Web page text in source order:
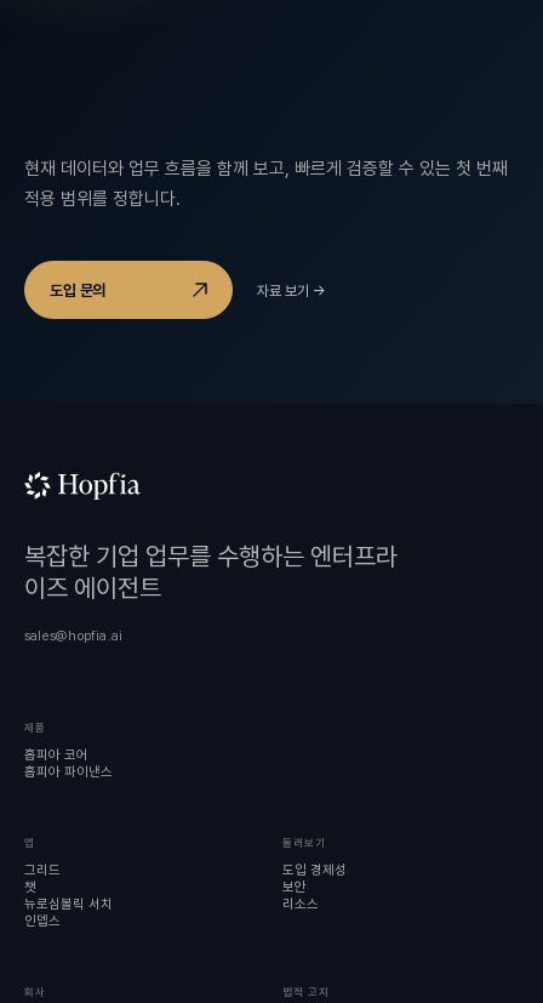
현재 데이터와 업무 흐름을 함께 보고, 빠르게 검증할 수 있는 첫 번째
적용 범위를 정합니다.
도입 문의 자료 보기 →
복잡한 기업 업무를 수행하는 엔터프라
이즈 에이전트
sales@hopfia.ai
제품
홉피아 코어
홉피아 파이낸스
앱
그리드
챗
뉴로심볼릭 서치
인뎁스
둘러보기
도입 경제성
보안
리소스
회사 법적 고지